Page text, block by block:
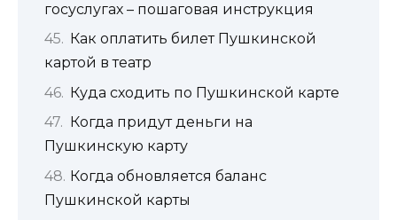
госуслугах – пошаговая инструкция
Как оплатить билет Пушкинской
картой в театр
Куда сходить по Пушкинской карте
Когда придут деньги на
Пушкинскую карту
Когда обновляется баланс
Пушкинской карты